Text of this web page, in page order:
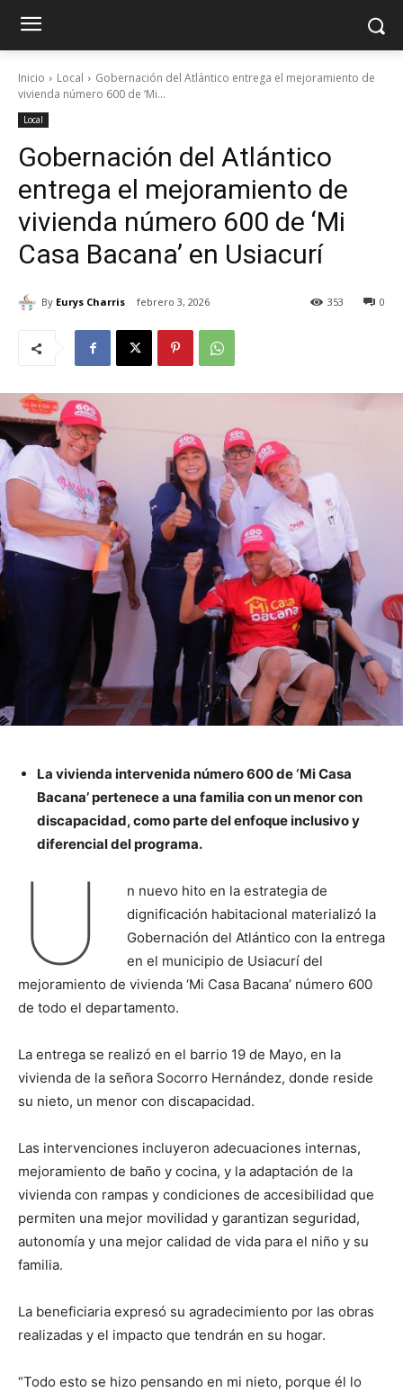
Inicio Local
Gobernación del Atlántico entrega el mejoramiento de
vivienda número 600 de ‘Mi...
Local
Gobernación del Atlántico
entrega el mejoramiento de
vivienda número 600 de ‘Mi
Casa Bacana’ en Usiacurí
By Eurys Charris febrero 3, 2026 0
353
La vivienda intervenida número 600 de ‘Mi Casa
Bacana’ pertenece a una familia con un menor con
discapacidad, como parte del enfoque inclusivo y
diferencial del programa.
U
n nuevo hito en la estrategia de
dignificación habitacional materializó la
Gobernación del Atlántico con la entrega
en el municipio de Usiacurí del
mejoramiento de vivienda ‘Mi Casa Bacana’ número 600
de todo el departamento.
La entrega se realizó en el barrio 19 de Mayo, en la
vivienda de la señora Socorro Hernández, donde reside
su nieto, un menor con discapacidad.
Las intervenciones incluyeron adecuaciones internas,
mejoramiento de baño y cocina, y la adaptación de la
vivienda con rampas y condiciones de accesibilidad que
permiten una mejor movilidad y garantizan seguridad,
autonomía y una mejor calidad de vida para el niño y su
familia.
La beneficiaria expresó su agradecimiento por las obras
realizadas y el impacto que tendrán en su hogar.
“Todo esto se hizo pensando en mi nieto, porque él lo